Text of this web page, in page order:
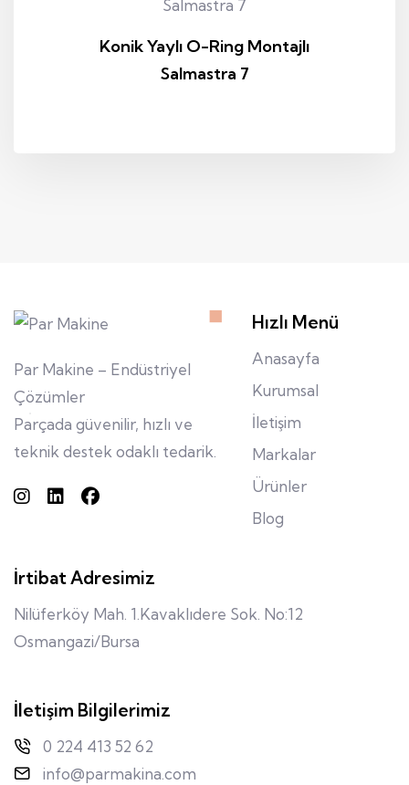
Konik Yaylı O-Ring Montajlı
Salmastra 7
Par Makine – Endüstriyel
Çözümler
Parçada güvenilir, hızlı ve
teknik destek odaklı tedarik.
Hızlı Menü
Anasayfa
Kurumsal
İletişim
Markalar
Ürünler
Blog
İrtibat Adresimiz
Nilüferköy Mah. 1.Kavaklıdere Sok. No:12
Osmangazi/Bursa
İletişim Bilgilerimiz
0 224 413 52 62
info@parmakina.com